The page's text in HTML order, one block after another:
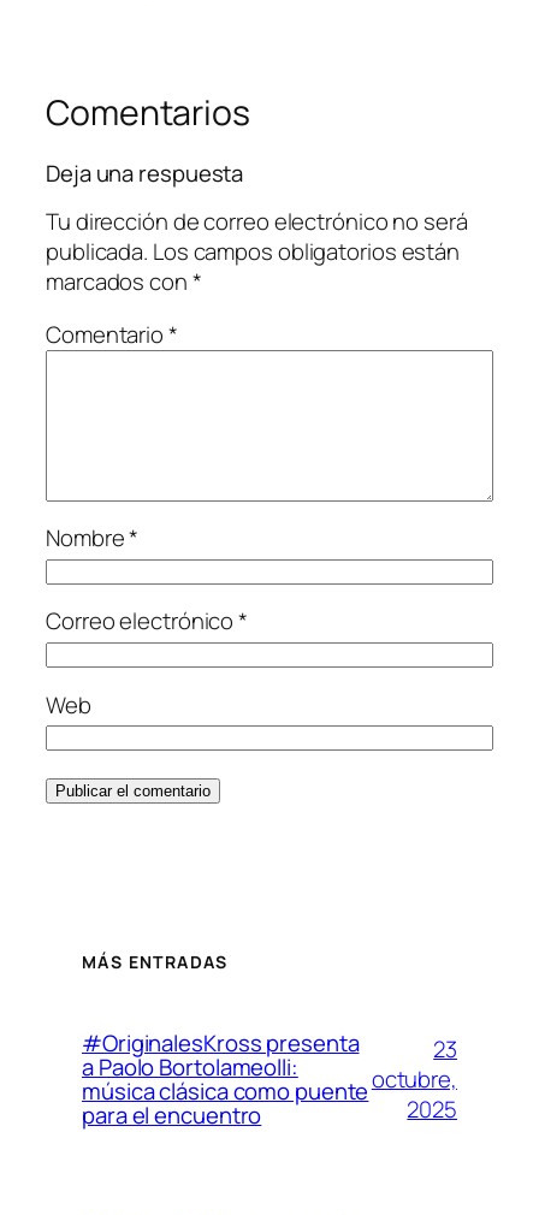
Comentarios
Deja una respuesta
Tu dirección de correo electrónico no será
publicada. Los campos obligatorios están
marcados con*
Comentario*
Nombre*
Correo electrónico*
Web
MÁS ENTRADAS
#OriginalesKross presenta
a Paolo Bortolameolli:
música clásica como puente
para el encuentro
23
octubre,
2025